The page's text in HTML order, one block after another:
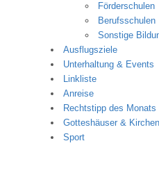
Förderschulen
Berufsschulen
Sonstige
Ausflugsziele
Unterhaltung & Events
Linkliste
Anreise
Rechtstipp des Monats
Gotteshäuser &
Sport